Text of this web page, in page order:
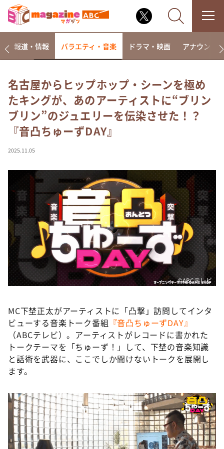
なるみ・岡村の過ぎるTV
相席食堂
これ余談なんですけど・・・
～人生密着トークバラエティ！～ やすとものいたっ
て真剣です
探偵！ナイトスクープ
news おかえり
河合＆A.B.C-Z塚田×福井アナ「なんでやねん！？」
（news おかえり）
DAIGOも台所 ～きょうの献立 何にする？～
本日はダイアンなり！シーズン２
朝だ！生です旅サラダ
教えて！ニュースライブ 正義のミカタ
新婚さんいらっしゃい！
ポツンと一軒家
ザキ山小屋本館
報道・情報 バラエティ・音楽 ドラマ・映画 アナウンサー
名古屋からヒップホップ・シーンを極め
たキングが、あのアーティストに“ブリン
ブリン”のジュエリーを伝染させた！？
『音凸ちゅーずDAY』
2025.11.05
©ABCテレビ
MC下埜正太がアーティストに「凸撃」訪問してインタ
ビューする音楽トーク番組 『音凸ちゅーずDAY』
（ABCテレビ）。アーティストがレコードに書かれた
トークテーマを「ちゅーず！」して、下埜の音楽知識
と話術を武器に、ここでしか聞けないトークを展開し
ます。